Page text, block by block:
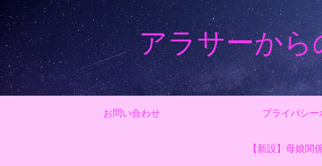
アラサーから
お問い合わせ プライバシー
【新設】母娘関